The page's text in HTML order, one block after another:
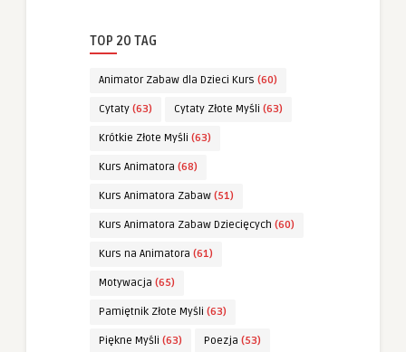
TOP 20 TAG
Animator Zabaw dla Dzieci Kurs (60)
Cytaty (63) Cytaty Złote Myśli (63)
Krótkie Złote Myśli (63)
Kurs Animatora (68)
Kurs Animatora Zabaw (51)
Kurs Animatora Zabaw Dziecięcych (60)
Kurs na Animatora (61)
Motywacja (65)
Pamiętnik Złote Myśli (63)
Piękne Myśli (63) Poezja (53)